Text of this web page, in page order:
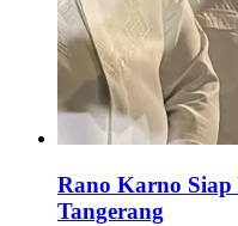
Rano Karno
Tangerang